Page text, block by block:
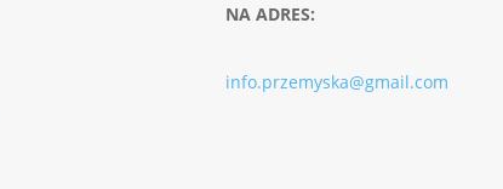
NA ADRES:
info.przemyska@gmail.com